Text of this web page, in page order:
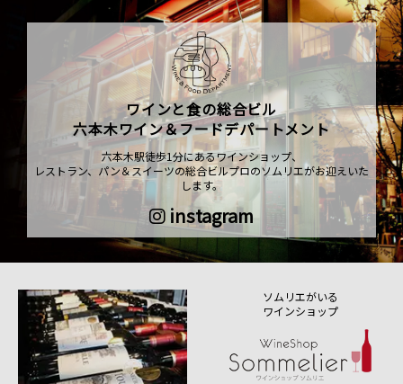
ワインと食の総合ビル
六本木ワイン＆フードデパートメント
六本木駅徒歩1分にあるワインショップ、
レストラン、パン＆スイーツの総合ビルプロのソムリエがお迎えいた
します。
instagram
ソムリエがいる
ワインショップ